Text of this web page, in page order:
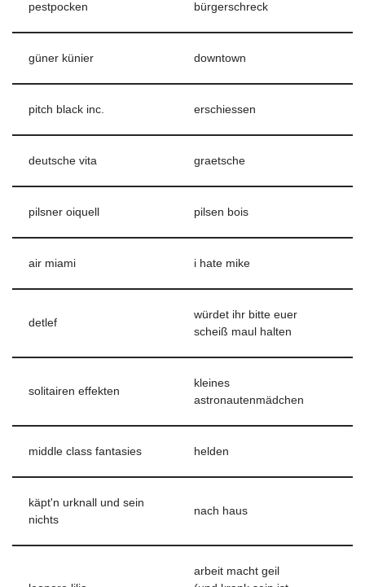
pestpocken bürgerschreck
güner künier downtown
pitch black inc. erschiessen
deutsche vita graetsche
pilsner oiquell pilsen bois
air miami i hate mike
detlef
würdet ihr bitte euer
scheiß maul halten
solitairen effekten
kleines
astronautenmädchen
middle class fantasies helden
käpt'n urknall und sein
nichts
nach haus
arbeit macht geil